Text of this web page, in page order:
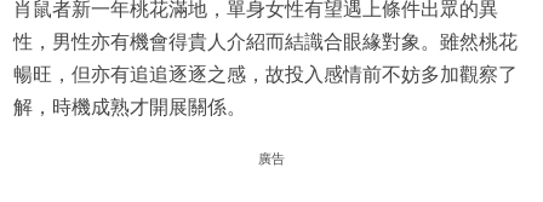
肖鼠者新一年桃花滿地，單身女性有望遇上條件出眾的異
性，男性亦有機會得貴人介紹而結識合眼緣對象。雖然桃花
暢旺，但亦有追追逐逐之感，故投入感情前不妨多加觀察了
解，時機成熟才開展關係。
廣告